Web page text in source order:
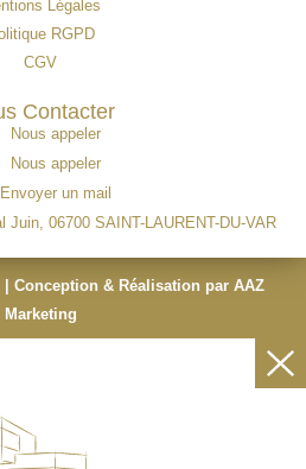
Légales
RGPD
CGV
Contacter
Nous appeler
Nous appeler
Envoyer un mail
Juin, 06700 SAINT-LAURENT-DU-VAR
| Conception & Réalisation par AAZ
Marketing